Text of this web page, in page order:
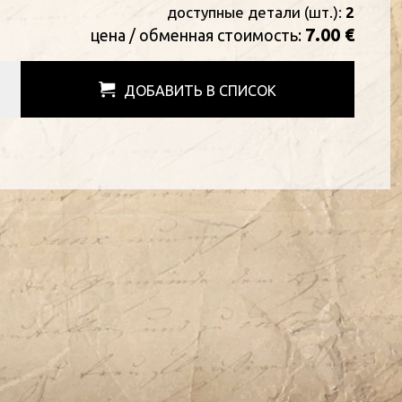
доступные детали (шт.): 2
цена / oбменная стоимость: 7.00 €
ДОБАВИТЬ В СПИСОК